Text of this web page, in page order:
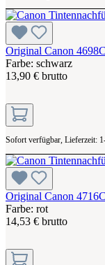
Original Canon
Farbe: schwarz
13,90 € brutto
Sofort verfügbar, Lieferzeit:
Original Canon
Farbe: rot
14,53 € brutto